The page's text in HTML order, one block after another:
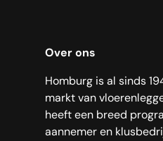
Over ons
Homburg is al sinds
markt van
heeft een breed
aannemer en